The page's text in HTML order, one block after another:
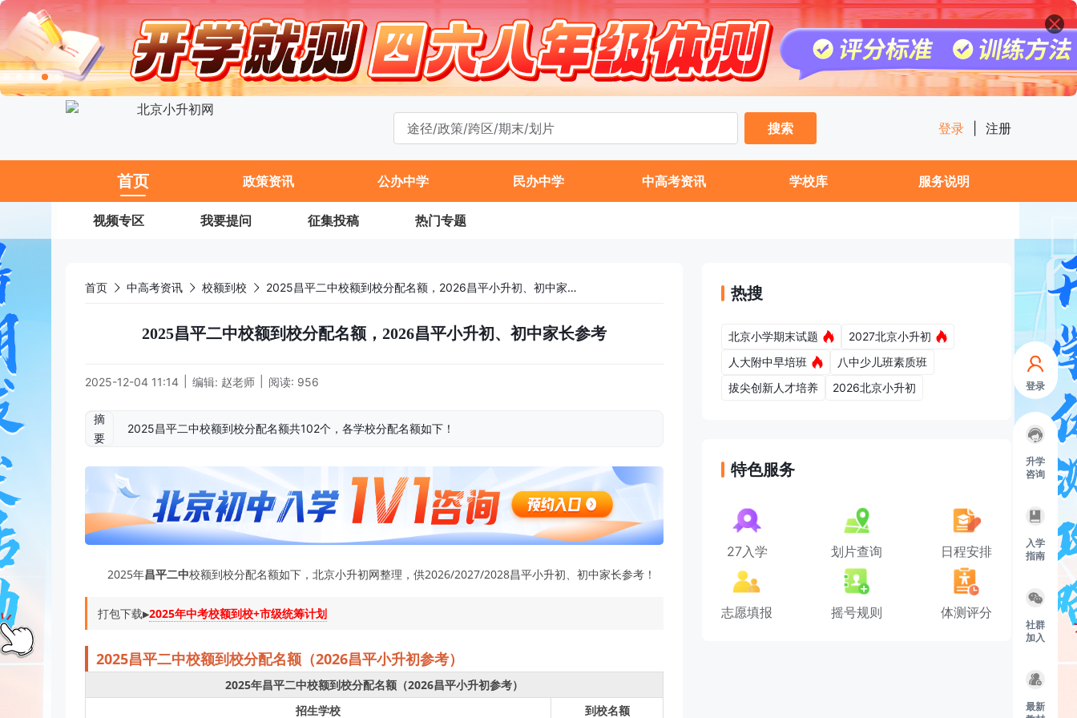
登录
升学
咨询
入学
指南
社群
加入
最新
搜索
登录 注册
首页 政策资讯 公办中学 民办中学 中高考资讯 学校库 服务说明
视频专区 我要提问 征集投稿 热门专题
首页 中高考资讯 校额到校 2025昌平二中校额到校分配名额，2026昌平小升初、初中家长参考
2025昌平二中校额到校分配名额，2026昌平小升初、初中家长参考
2025-12-04 11:14 编辑: 赵老师 阅读: 956
摘
要
2025昌平二中校额到校分配名额共102个，各学校分配名额如下！
2025年昌平二中校额到校分配名额如下，北京小升初网整理，供2026/2027/2028昌平小升初、初中家长参考！
打包下载▶️2025年中考校额到校+市级统筹计划
2025昌平二中校额到校分配名额（2026昌平小升初参考）
2025年昌平二中校额到校分配名额（2026昌平小升初参考）
招生学校
到校名额
热搜
北京小学期末试题
2027北京小升初
人大附中早培班
八中少儿班素质班
拔尖创新人才培养
2026北京小升初
特色服务
27入学 划片查询 日程安排
志愿填报 摇号规则 体测评分